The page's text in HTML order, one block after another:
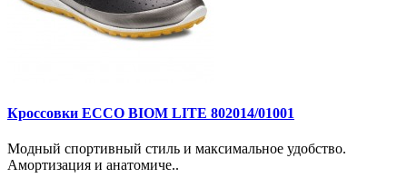
Кроссовки ECCO BIOM LITE 802014/01001
Модный спортивный стиль и максимальное удобство.
Амортизация и анатомиче..